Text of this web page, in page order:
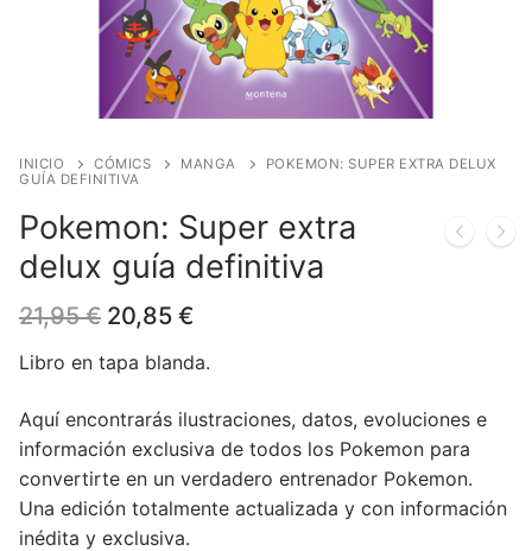
Juegos de cartas
Juegos de dados
Juegos de tablero
Juegos infantiles
Juegos de Rol
Juegos de miniaturas
Cómics
Europeo
Manga
USA
DC Comics
Marvel Comics
Independiente
Harry Potter
Star Wars
Merchandising
Figuras
Funko POP!
Tazas/Vasos
Bandoleras/Bolsos
Felpudos/alfombras
Puzzles
Posters
Literatura
Liquidaciones
INICIO CÓMICS MANGA
POKEMON: SUPER EXTRA DELUX
GUÍA DEFINITIVA
Pokemon: Super extra
delux guía definitiva
21,95€ El
precio
original
21,95 €.
20,85 €
actual
20,85 €.
Libro en tapa blanda.
Aquí encontrarás ilustraciones, datos, evoluciones e
información exclusiva de todos los Pokemon para
convertirte en un verdadero entrenador Pokemon.
Una edición totalmente actualizada y con información
inédita y exclusiva.